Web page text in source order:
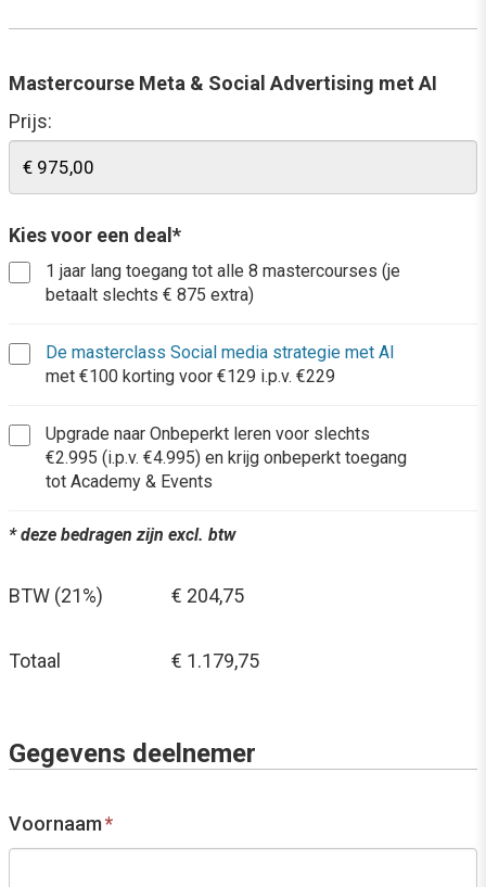
Mastercourse Meta & Social Advertising met AI
Prijs:
Kies voor een deal*
1 jaar lang toegang tot alle 8 mastercourses (je
betaalt slechts € 875 extra)
De masterclass Social media strategie met AI
met €100 korting voor €129 i.p.v. €229
Upgrade naar Onbeperkt leren voor slechts
€2.995 (i.p.v. €4.995) en krijg onbeperkt toegang
tot Academy & Events
* deze bedragen zijn excl. btw
BTW (21%) € 204,75
Totaal € 1.179,75
Gegevens deelnemer
Voornaam*